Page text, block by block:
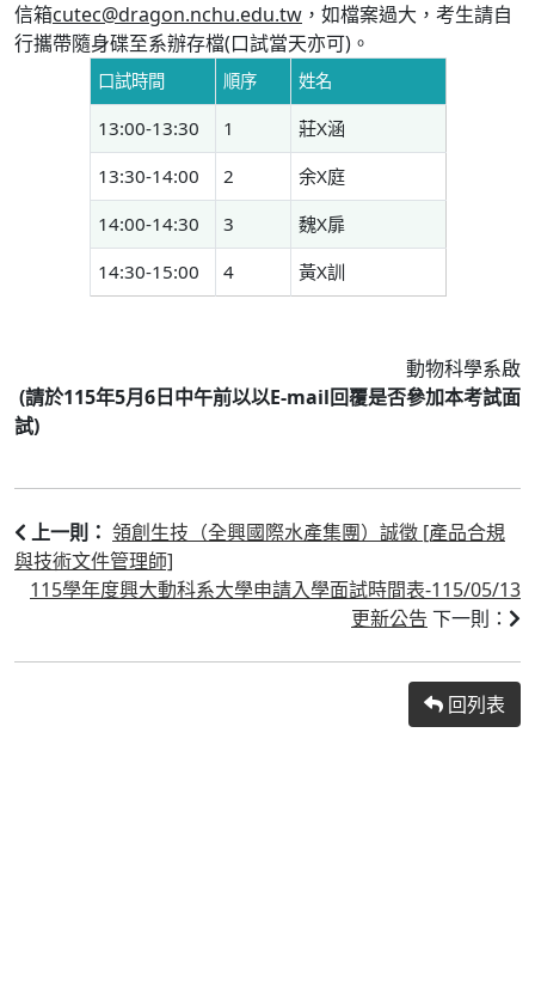
信箱cutec@dragon.nchu.edu.tw ，如檔案過大，考生請自
行攜帶隨身碟至系辦存檔(口試當天亦可)。
口試時間 順序 姓名
13:00-13:30 1
莊X涵
13:30-14:00
2
余X庭
14:00-14:30
3
魏X扉
14:30-15:00
4 黃X訓
動物科學系啟
(請於115年5月6日中午前以以E-mail回覆是否參加本考試面
試)
上一則：
領創生技（全興國際水產集團）誠徵 [產品合規
與技術文件管理師]
115學年度興大動科系大學申請入學面試時間表-115/05/13
更新公告 下一則：
回列表